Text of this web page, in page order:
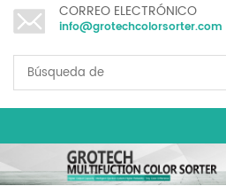
CORREO ELECTRÓNICO
info@grotechcolorsorter.com